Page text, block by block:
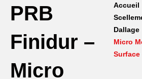
PRB
Finidur –
Micro
Accueil
Dallage
Micro
Surface